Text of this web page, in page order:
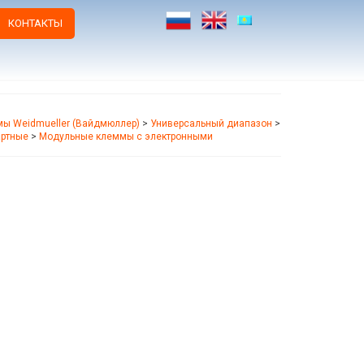
КОНТАКТЫ
Weidmueller (Вайдмюллер) > Универсальный диапазон >
> Модульные клеммы с электронными